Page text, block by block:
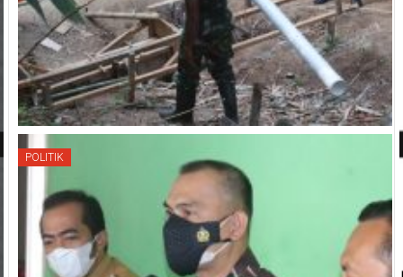
POLITIK